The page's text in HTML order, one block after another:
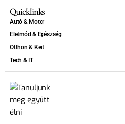
Quicklinks
Autó & Motor
Életmód & Egészség
Otthon & Kert
Tech & IT